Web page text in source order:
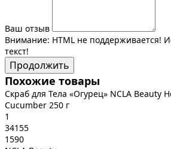
Ваш отзыв
Внимание: HTML не поддерживается!
текст!
Продолжить
Похожие товары
Скраб для Тела «Огурец» NCLA Beauty
Cucumber 250 г
1
34155
1590